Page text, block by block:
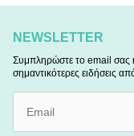
NEWSLETTER
Συμπληρώστε το email σας
σημαντικότερες ειδήσεις